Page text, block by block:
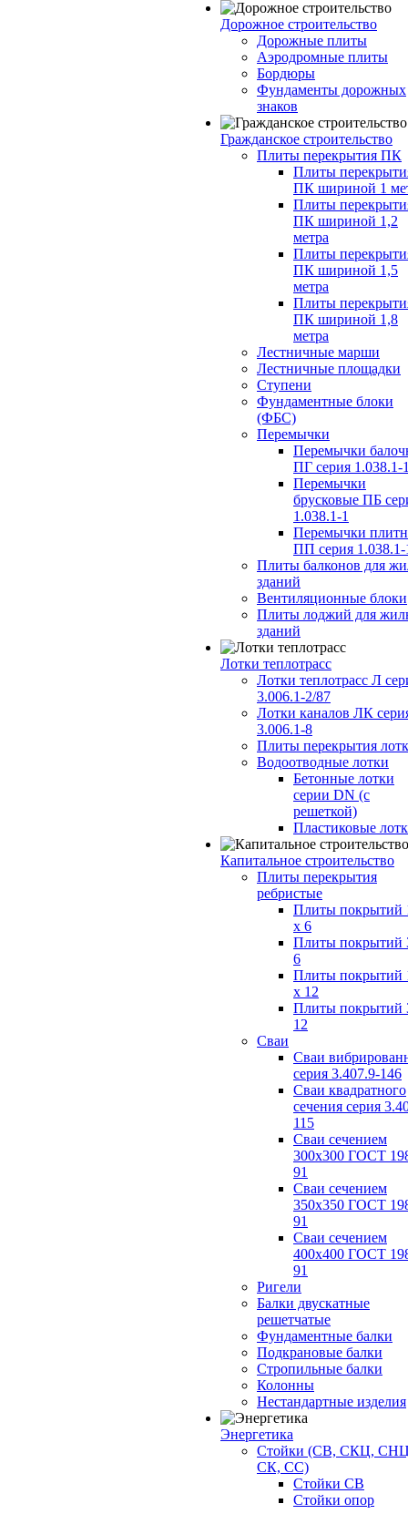
Дорожное строительство
Дорожные плиты
Аэродромные плиты
Бордюры
Фундаменты дорожных
знаков
Гражданское строительство
Плиты перекрытия ПК
Плиты
ПК шириной 1
Плиты
ПК шириной 1,2
метра
Плиты
ПК шириной 1,5
метра
Плиты
ПК шириной 1,8
метра
Лестничные марши
Лестничные площадки
Ступени
Фундаментные блоки
(ФБС)
Перемычки
Перемычки
ПГ серия 1.038.1-
Перемычки
брусковые ПБ
1.038.1-1
Перемычки
ПП серия 1.038.1-
Плиты балконов для
зданий
Вентиляционные блоки
Плиты лоджий для
зданий
Лотки теплотрасс
Лотки теплотрасс Л
3.006.1-2/87
Лотки каналов ЛК
3.006.1-8
Плиты перекрытия
Водоотводные лотки
Бетонные лотки
серии DN (с
решеткой)
Пластиковые
Капитальное строительство
Плиты перекрытия
ребристые
Плиты покрытий
x 6
Плиты покрытий
6
Плиты покрытий
x 12
Плиты покрытий
12
Сваи
Сваи
серия 3.407.9-146
Сваи квадратного
сечения серия
115
Сваи сечением
300х300 ГОСТ
91
Сваи сечением
350х350 ГОСТ
91
Сваи сечением
400х400 ГОСТ
91
Ригели
Балки двускатные
решетчатые
Фундаментные балки
Подкрановые балки
Стропильные балки
Колонны
Нестандартные изделия
Энергетика
Стойки (СВ, СКЦ,
СК, СС)
Стойки СВ
Стойки опор